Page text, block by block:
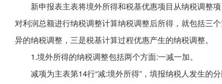
新申报表主表将境外所得和税基优惠项目从纳税调整
对利润总额进行纳税调整计算纳税调整后所得，就包括三
异的纳税调整，三是税基计算过程优惠产生的纳税调整。
1.境外所得的纳税调整包括两个方面:一减一加。
减项为主表第14行“减:境外所得”，填报纳税人发生的